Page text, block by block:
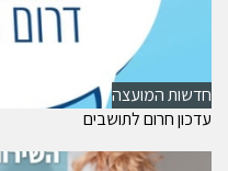
חדשות המועצה
עדכון חרום לתושבים